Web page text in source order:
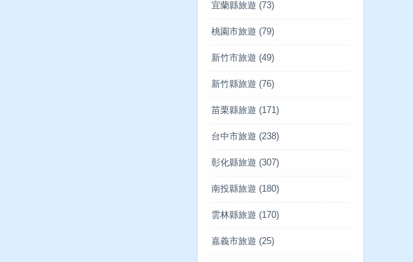
宜蘭縣旅遊 (73)
桃園市旅遊 (79)
新竹市旅遊 (49)
新竹縣旅遊 (76)
苗栗縣旅遊 (171)
台中市旅遊 (238)
彰化縣旅遊 (307)
南投縣旅遊 (180)
雲林縣旅遊 (170)
嘉義市旅遊 (25)